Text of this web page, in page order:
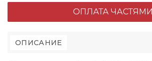
ОПЛАТА ЧАСТЯМИ
ОПИСАНИЕ